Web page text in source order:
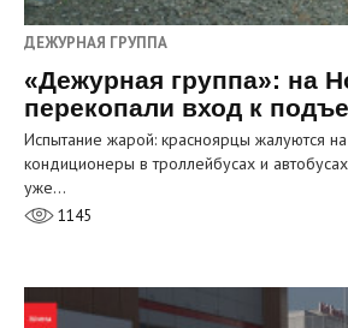
ДЕЖУРНАЯ ГРУППА
«Дежурная группа»: на
перекопали вход к
Испытание жарой: красноярцы жалуются
кондиционеры в троллейбусах и
уже…
1145